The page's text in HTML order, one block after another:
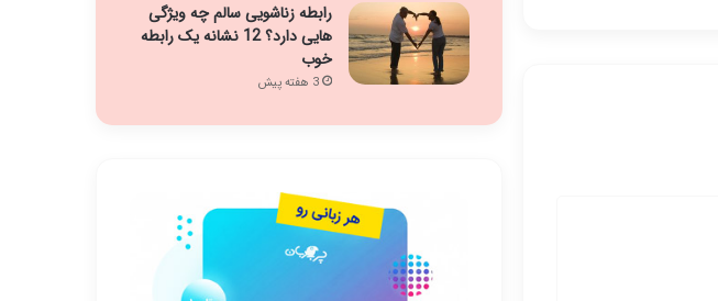
رابطه زناشویی سالم چه ویژگی
هایی دارد؟ 12 نشانه یک رابطه
خوب
3 هفته پیش